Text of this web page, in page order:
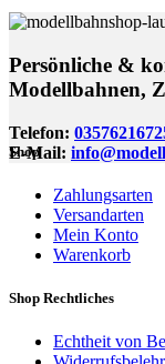
Persönliche &
Modellbahnen,
Telefon:
E-Mail:
Shop
Zahlungsarten
Versandarten
Mein Konto
Warenkorb
Shop Rechtliches
Echtheit von